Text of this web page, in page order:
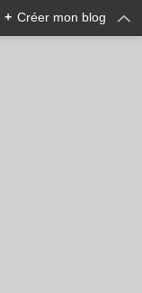
+ Créer mon blog